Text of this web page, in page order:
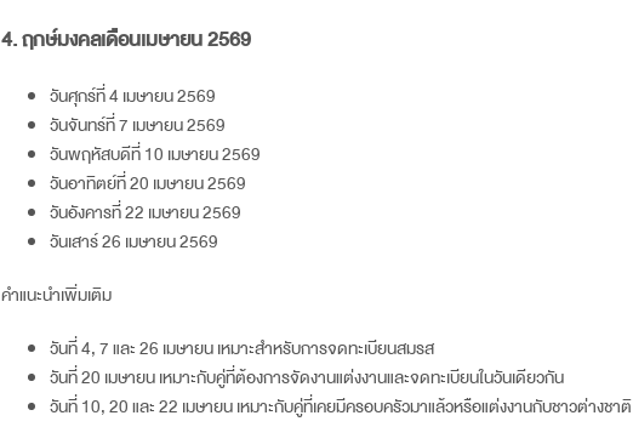
4. ฤกษ์มงคลเดือนเมษายน2569
วันศุกร์ที่ 4 เมษายน2569
วันจันทร์ที่ 7 เมษายน2569
วันพฤหัสบดีที่ 10 เมษายน2569
วันอาทิตย์ที่ 20 เมษายน2569
วันอังคารที่ 22 เมษายน2569
วันเสาร์ 26 เมษายน2569
คำแนะนำเพิ่มเติม
วันที่ 4, 7 และ 26 เมษายน เหมาะสำหรับการจดทะเบียนสมรส
วันที่ 20 เมษายน เหมาะกับคู่ที่ต้องการจัดงานแต่งงานและจดทะเบียนในวันเดียวกัน
วันที่ 10, 20 และ 22 เมษายน เหมาะกับคู่ที่เคยมีครอบครัวมาแล้วหรือแต่งงานกับชาวต่างชาติ